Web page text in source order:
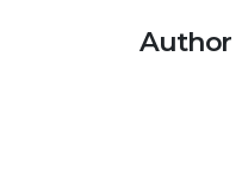
Author